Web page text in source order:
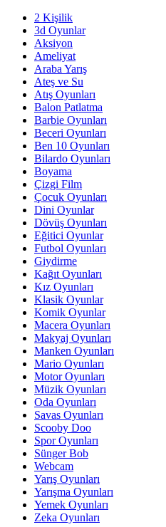
2 Kişilik
3d Oyunlar
Aksiyon
Ameliyat
Araba Yarış
Ateş ve Su
Atış Oyunları
Balon Patlatma
Barbie Oyunları
Beceri Oyunları
Ben 10 Oyunları
Bilardo Oyunları
Boyama
Çizgi Film
Çocuk Oyunları
Dini Oyunlar
Dövüş Oyunları
Eğitici Oyunlar
Futbol Oyunları
Giydirme
Kağıt Oyunları
Kız Oyunları
Klasik Oyunlar
Komik Oyunlar
Macera Oyunları
Makyaj Oyunları
Manken Oyunları
Mario Oyunları
Motor Oyunları
Müzik Oyunları
Oda Oyunları
Savas Oyunları
Scooby Doo
Spor Oyunları
Sünger Bob
Webcam
Yarış Oyunları
Yarışma Oyunları
Yemek Oyunları
Zeka Oyunları